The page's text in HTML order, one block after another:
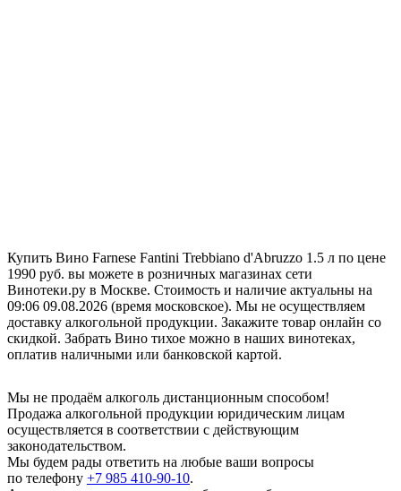
Купить Вино Farnese Fantini Trebbiano d'Abruzzo 1.5 л по цене
1990 руб. вы можете в розничных магазинах сети
Винотеки.ру в Москве. Стоимость и наличие актуальны на
09:06 09.08.2026 (время московское). Мы не осуществляем
доставку алкогольной продукции. Закажите товар онлайн со
скидкой. Забрать Вино тихое можно в наших винотеках,
оплатив наличными или банковской картой.
Мы не продаём алкоголь дистанционным способом!
Продажа алкогольной продукции юридическим лицам
осуществляется в соответствии с действующим
законодательством.
Мы будем рады ответить на любые ваши вопросы
по телефону +7 985 410-90-10.